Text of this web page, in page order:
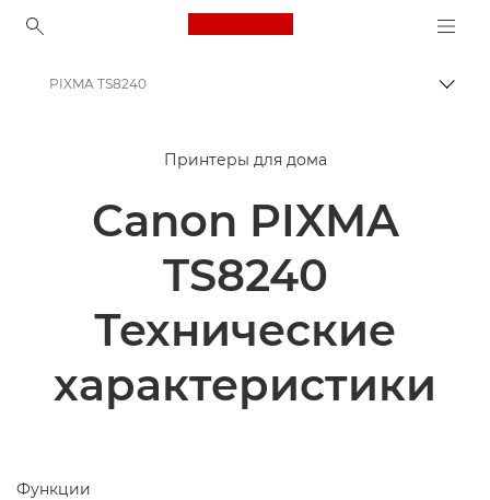
Canon Logo, back to
Принтеры Canon
Canon PIXMA TS8240
PIXMA TS8240
Принтеры для дома
Canon PIXMA
TS8240
Технические
характеристики
Функции